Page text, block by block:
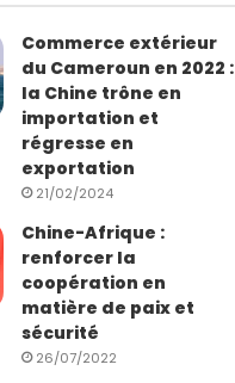
Commerce extérieur
du Cameroun en 2022 :
la Chine trône en
importation et
régresse en
exportation
21/02/2024
Chine-Afrique :
renforcer la
coopération en
matière de paix et
sécurité
26/07/2022